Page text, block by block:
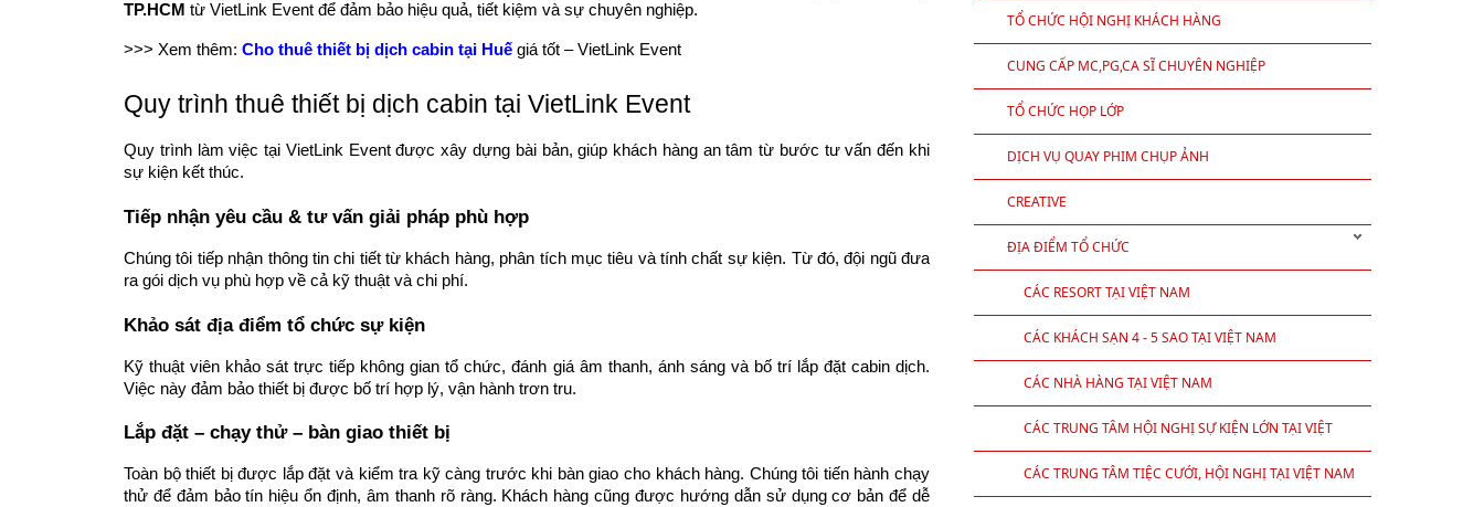
TP.HCM từ VietLink Event để đảm bảo hiệu quả, tiết kiệm và sự chuyên nghiệp.
>>> Xem thêm: Cho thuê thiết bị dịch cabin tại Huế giá tốt – VietLink Event
Quy trình thuê thiết bị dịch cabin tại VietLink Event
Quy trình làm việc tại VietLink Event được xây dựng bài bản, giúp khách hàng an tâm từ bước tư vấn đến khi
sự kiện kết thúc.
Tiếp nhận yêu cầu & tư vấn giải pháp phù hợp
Chúng tôi tiếp nhận thông tin chi tiết từ khách hàng, phân tích mục tiêu và tính chất sự kiện. Từ đó, đội ngũ đưa
ra gói dịch vụ phù hợp về cả kỹ thuật và chi phí.
Khảo sát địa điểm tổ chức sự kiện
Kỹ thuật viên khảo sát trực tiếp không gian tổ chức, đánh giá âm thanh, ánh sáng và bố trí lắp đặt cabin dịch.
Việc này đảm bảo thiết bị được bố trí hợp lý, vận hành trơn tru.
Lắp đặt – chạy thử – bàn giao thiết bị
Toàn bộ thiết bị được lắp đặt và kiểm tra kỹ càng trước khi bàn giao cho khách hàng. Chúng tôi tiến hành chạy
thử để đảm bảo tín hiệu ổn định, âm thanh rõ ràng. Khách hàng cũng được hướng dẫn sử dụng cơ bản để dễ
TỔ CHỨC HỘI NGHỊ KHÁCH HÀNG
CUNG CẤP MC,PG,CA SĨ CHUYÊN NGHIỆP
TỔ CHỨC HỌP LỚP
DỊCH VỤ QUAY PHIM CHỤP ẢNH
CREATIVE
ĐỊA ĐIỂM TỔ CHỨC
CÁC RESORT TẠI VIỆT NAM
CÁC KHÁCH SẠN 4 - 5 SAO TẠI VIỆT NAM
CÁC NHÀ HÀNG TẠI VIỆT NAM
CÁC TRUNG TÂM HỘI NGHỊ SỰ KIỆN LỚN TẠI VIỆT
NAM
CÁC TRUNG TÂM TIỆC CƯỚI, HỘI NGHỊ TẠI VIỆT NAM